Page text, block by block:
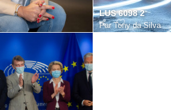
LUS 6098 2
ParTony da Silva